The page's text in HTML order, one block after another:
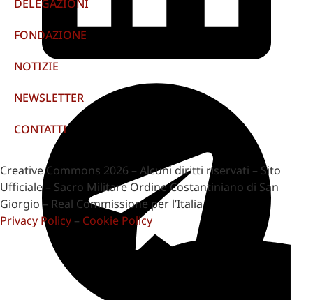
DELEGAZIONI
FONDAZIONE
NOTIZIE
NEWSLETTER
CONTATTI
Creative Commons 2026 – Alcuni diritti riservati – Sito
Ufficiale – Sacro Militare Ordine Costantiniano di San
Giorgio – Real Commissione per l’Italia
Privacy Policy – Cookie Policy